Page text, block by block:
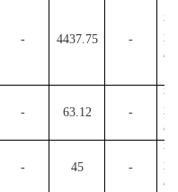
- 4437.75 -
预
期
性
- 63.12 -
预
期
性
- 45 -
预
期
性